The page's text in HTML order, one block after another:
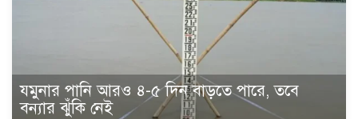
যমুনার পানি আরও ৪-৫ দিন বাড়তে পারে, তবে
বন্যার ঝুঁকি নেই